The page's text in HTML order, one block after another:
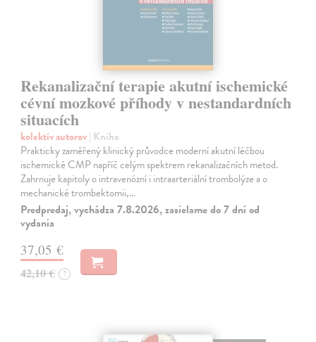
Rekanalizační terapie akutní ischemické
cévní mozkové příhody v nestandardních
situacích
kolektív autorov| Kniha
Prakticky zaměřený klinický průvodce moderní akutní léčbou
ischemické CMP napříč celým spektrem rekanalizačních metod.
Zahrnuje kapitoly o intravenózní i intraarteriální trombolýze a o
mechanické trombektomii,…
Predpredaj, vychádza 7.8.2026, zasielame do 7 dní od
vydania
37,05 €
42,10 € ?